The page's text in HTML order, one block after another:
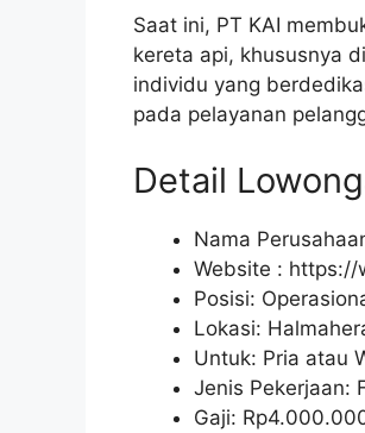
Saat ini, PT KAI
kereta api, khususnya
individu yang
pada pelayanan
Detail
Nama
Website : https://
Posisi:
Lokasi:
Untuk: Pria atau
Jenis Pekerjaan:
Gaji: Rp